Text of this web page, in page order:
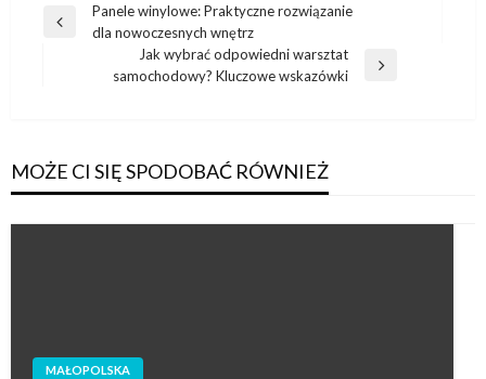
Nawigacja
wpisu
Poprzedni
Panele winylowe: Praktyczne rozwiązanie
dla nowoczesnych wnętrz
Następny
Jak wybrać odpowiedni warsztat
samochodowy? Kluczowe wskazówki
MOŻE CI SIĘ SPODOBAĆ RÓWNIEŻ
MAŁOPOLSKA